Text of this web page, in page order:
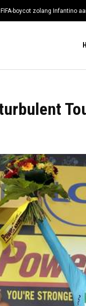
boycot zolang Infantino